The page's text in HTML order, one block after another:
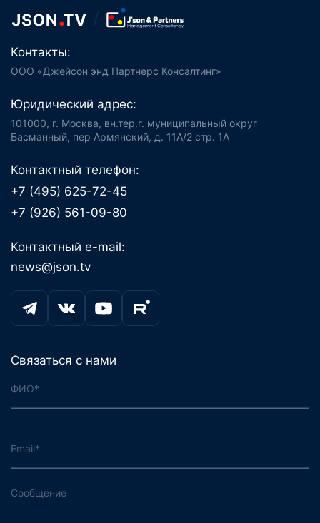
Контакты:
ООО «Джейсон энд Партнерс Консалтинг»
Юридический адрес:
101000, г. Москва, вн.тер.г. муниципальный округ
Басманный, пер Армянский, д. 11А/2 стр. 1А
Контактный телефон:
+7 (495) 625-72-45
+7 (926) 561-09-80
Контактный e-mail:
news@json.tv
Связаться с нами